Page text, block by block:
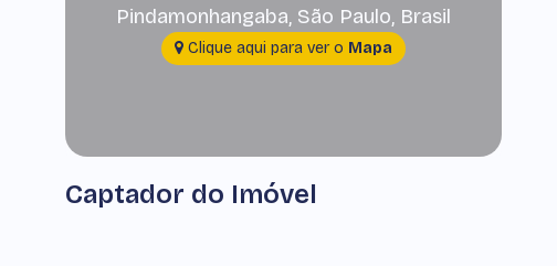
Pindamonhangaba, São Paulo, Brasil
Clique aqui para ver o Mapa
Captador do Imóvel